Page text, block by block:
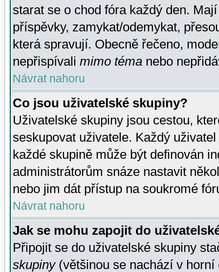
starat se o chod fóra každý den.
příspěvky, zamykat/odemykat,
která spravují. Obecně řečeno,
nepřispívali mimo téma nebo
Návrat nahoru
Co jsou uživatelské skupiny?
Uživatelské skupiny jsou cestou,
seskupovat uživatele. Každý
každé skupině může být definován
administrátorům snáze nastavit
nebo jim dát přístup na soukromé
Návrat nahoru
Jak se mohu zapojit do
Připojit se do uživatelské skupiny
skupiny(většinou se nachází v horní